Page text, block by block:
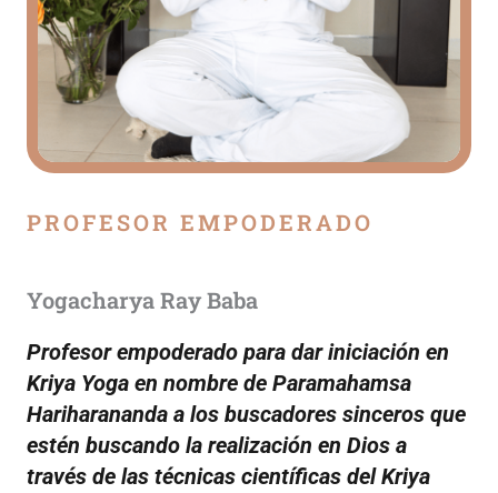
r
a
e
c
u
s
o
PROFESOR EMPODERADO
Yogacharya Ray Baba
Profesor empoderado para dar iniciación en
Kriya Yoga en nombre de Paramahamsa
Hariharananda a los buscadores sinceros que
estén buscando la realización en Dios a
través de las técnicas científicas del Kriya